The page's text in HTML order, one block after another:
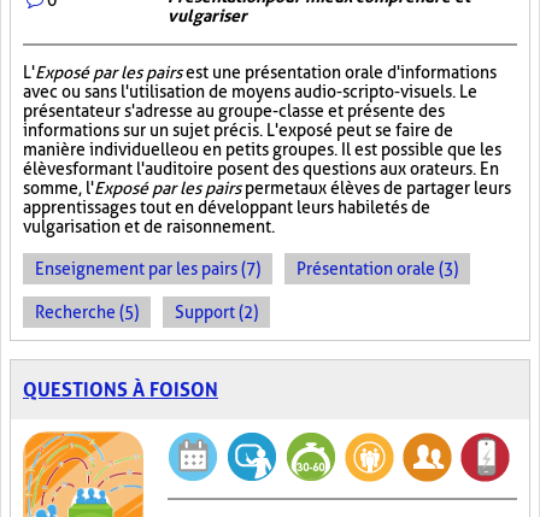
vulgariser
L'Exposé par les pairsest une présentation orale d'informations
avec ou sans l'utilisation de moyens audio-scripto-visuels. Le
présentateur s'adresse au groupe-classe et présente des
informations sur un sujet précis. L'exposé peut se faire de
manière individuelle ou en petits groupes. Il est possible que les
élèves formant l'auditoire posent des questions aux orateurs. En
somme, l'Exposé par les pairspermet aux élèves de partager leurs
apprentissages tout en développant leurs habiletés de
vulgarisation et de raisonnement.
Enseignement par les pairs (7) Présentation orale (3)
Recherche (5) Support (2)
QUESTIONS À FOISON